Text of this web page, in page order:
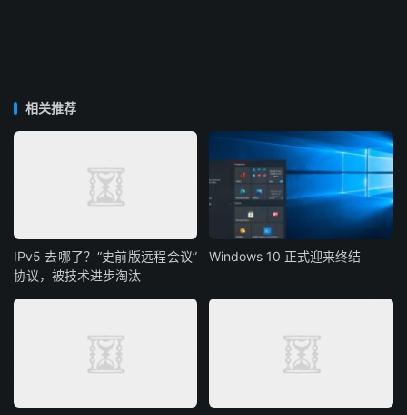
相关推荐
IPv5 去哪了？“史前版远程会议”
协议，被技术进步淘汰
Windows 10 正式迎来终结